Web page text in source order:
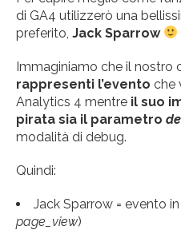
di GA4 utilizzerò una
preferito, Jack Sparrow
Immaginiamo che il nostro
rappresenti l’evento che
Analytics 4 mentre il suo
pirata sia il parametro
modalità di debug.
Quindi:
Jack Sparrow = evento
page_view)